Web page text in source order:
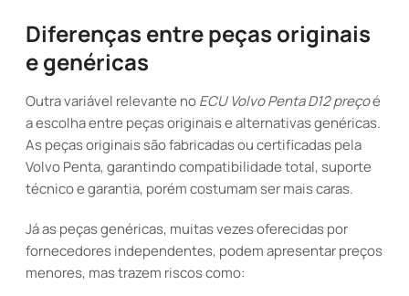
Diferenças entre peças originais
e genéricas
Outra variável relevante noECU Volvo Penta D12 preçoé
a escolha entre peças originais e alternativas genéricas.
As peças originais são fabricadas ou certificadas pela
Volvo Penta, garantindo compatibilidade total, suporte
técnico e garantia, porém costumam ser mais caras.
Já as peças genéricas, muitas vezes oferecidas por
fornecedores independentes, podem apresentar preços
menores, mas trazem riscos como: